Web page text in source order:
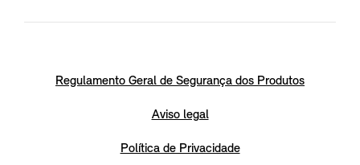
Regulamento Geral de Segurança dos Produtos
Aviso legal
Política de Privacidade